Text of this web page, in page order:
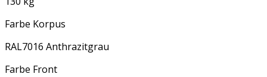
Farbe Korpus
RAL7016 Anthrazitgrau
Farbe Front